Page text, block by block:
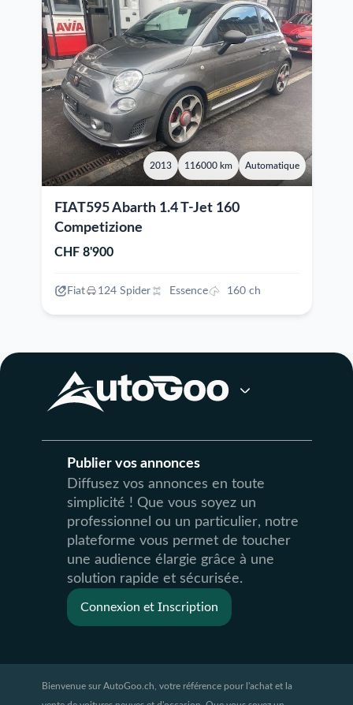
2013 116000 km Automatique
FIAT595 Abarth 1.4 T-Jet 160
Competizione
CHF 8'900
Fiat 124 Spider Essence 160 ch
Publier vos annonces
Diffusez vos annonces en toute
simplicité ! Que vous soyez un
professionnel ou un particulier, notre
plateforme vous permet de toucher
une audience élargie grâce à une
solution rapide et sécurisée.
Connexion et Inscription
Bienvenue sur AutoGoo.ch, votre référence pour l'achat et la